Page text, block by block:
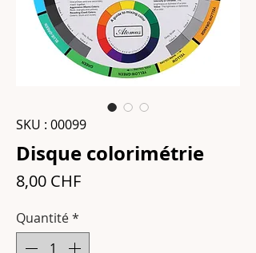
SKU : 00099
Disque colorimétrie
8,00 CHFPrix
Quantité*